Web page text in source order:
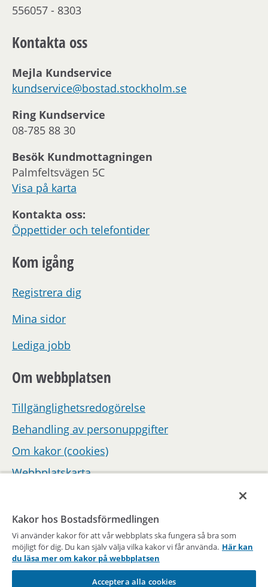
556057 - 8303
Kontakta oss
Mejla Kundservice
kundservice@bostad.stockholm.se
Ring Kundservice
08-785 88 30
Besök Kundmottagningen
Palmfeltsvägen 5C
Visa på karta
Kontakta oss:
Öppettider och telefontider
Kom igång
Registrera dig
Mina sidor
Lediga jobb
Om webbplatsen
Tillgänglighetsredogörelse
Behandling av personuppgifter
Om kakor (cookies)
Webbplatskarta
Kakor hos Bostadsförmedlingen
Vi använder kakor för att vår webbplats ska fungera så bra som
möjligt för dig. Du kan själv välja vilka kakor vi får använda. Här kan
du läsa mer om kakor på webbplatsen
Acceptera alla cookies